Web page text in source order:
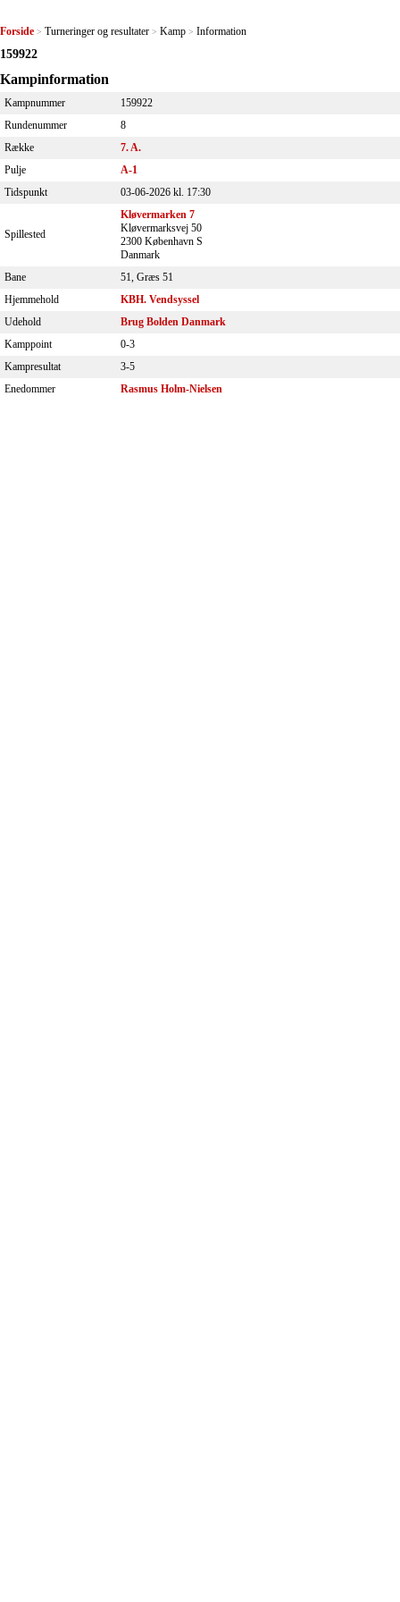
Forside > Turneringer og resultater > Kamp > Information
159922
Kampinformation
Kampnummer
159922
Rundenummer
8
Række
7. A.
Pulje
A-1
Tidspunkt
03-06-2026 kl. 17:30
Spillested
Kløvermarken 7
Kløvermarksvej 50
2300 København S
Danmark
Bane
51, Græs 51
Hjemmehold
KBH. Vendsyssel
Udehold
Brug Bolden Danmark
Kamppoint
0-3
Kampresultat
3-5
Enedommer
Rasmus Holm-Nielsen